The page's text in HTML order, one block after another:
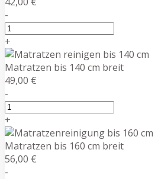
-
+
Matratzen bis 140 cm breit
49,00 €
-
+
Matratzen bis 160 cm breit
56,00 €
-